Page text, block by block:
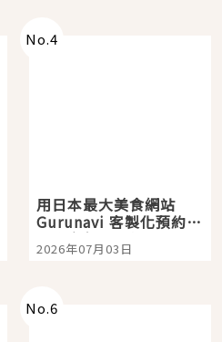
No.4
用日本最大美食網站
Gurunavi 客製化預約九
大都市餐廳，打造專屬
美食體驗！
2026年07月03日
No.6